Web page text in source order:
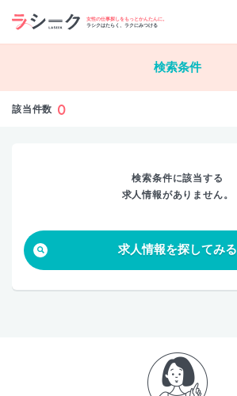
女性の仕事探しをもっとかんたんに。
ラシクはたらく、ラクにみつけるすべて
検索条件
該当件数 0
検索条件に該当する
求人情報がありません。
求人情報を探してみる